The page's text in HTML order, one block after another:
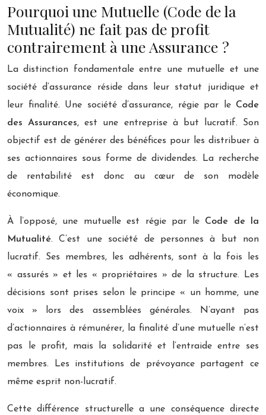
Pourquoi une Mutuelle (Code de la
Mutualité) ne fait pas de profit
contrairement à une Assurance ?
La distinction fondamentale entre une mutuelle et une
société d’assurance réside dans leur statut juridique et
leur finalité. Une société d’assurance, régie par le Code
des Assurances, est une entreprise à but lucratif. Son
objectif est de générer des bénéfices pour les distribuer à
ses actionnaires sous forme de dividendes. La recherche
de rentabilité est donc au cœur de son modèle
économique.
À l’opposé, une mutuelle est régie par le Code de la
Mutualité. C’est une société de personnes à but non
lucratif. Ses membres, les adhérents, sont à la fois les
« assurés » et les « propriétaires » de la structure. Les
décisions sont prises selon le principe « un homme, une
voix » lors des assemblées générales. N’ayant pas
d’actionnaires à rémunérer, la finalité d’une mutuelle n’est
pas le profit, mais la solidarité et l’entraide entre ses
membres. Les institutions de prévoyance partagent ce
même esprit non-lucratif.
Cette différence structurelle a une conséquence directe